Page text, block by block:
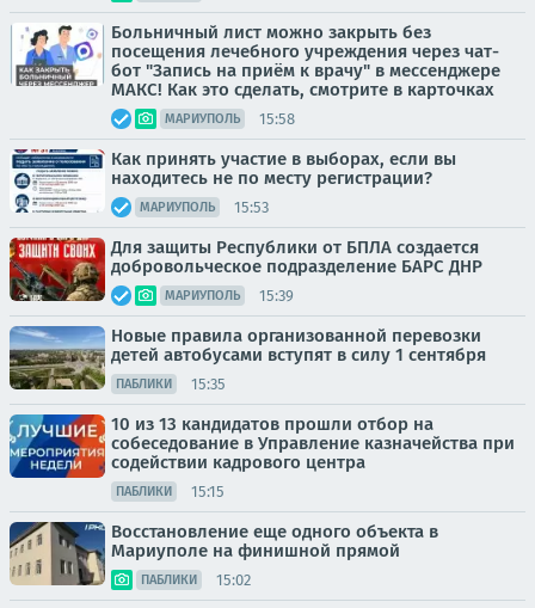
Больничный лист можно закрыть без
посещения лечебного учреждения через чат-
бот "Запись на приём к врачу" в мессенджере
МАКС! Как это сделать, смотрите в карточках
МАРИУПОЛЬ 15:58
Как принять участие в выборах, если вы
находитесь не по месту регистрации?
МАРИУПОЛЬ 15:53
Для защиты Республики от БПЛА создается
добровольческое подразделение БАРС ДНР
МАРИУПОЛЬ 15:39
Новые правила организованной перевозки
детей автобусами вступят в силу 1 сентября
ПАБЛИКИ 15:35
10 из 13 кандидатов прошли отбор на
собеседование в Управление казначейства при
содействии кадрового центра
ПАБЛИКИ 15:15
Восстановление еще одного объекта в
Мариуполе на финишной прямой
ПАБЛИКИ 15:02